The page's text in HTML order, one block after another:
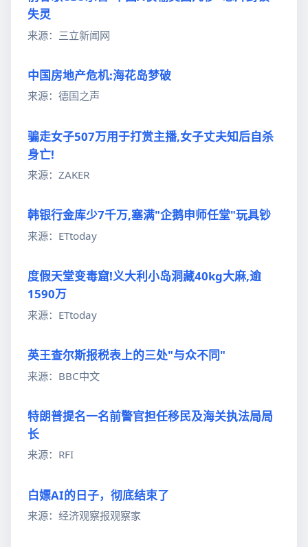
失灵
来源：三立新闻网
中国房地产危机:海花岛梦破
来源：德国之声
骗走女子507万用于打赏主播,女子丈夫知后自杀
身亡!
来源：ZAKER
韩银行金库少7千万,塞满"企鹅申师任堂"玩具钞
来源：ETtoday
度假天堂变毒窟!义大利小岛洞藏40kg大麻,逾
1590万
来源：ETtoday
英王查尔斯报税表上的三处"与众不同"
来源：BBC中文
特朗普提名一名前警官担任移民及海关执法局局
长
来源：RFI
白嫖AI的日子，彻底结束了
来源：经济观察报观察家